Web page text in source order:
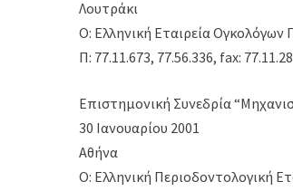
Λουτράκι
Ο: Ελληνική Εταιρεία Ογκολόγων
Π: 77.11.673, 77.56.336, fax:
Επιστημονική Συνεδρία
30 Ιανουαρίου 2001
Αθήνα
Ο: Ελληνική Περιοδοντολογική